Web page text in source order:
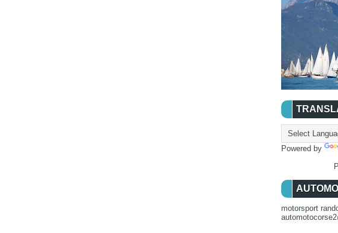
Powered by
motorsport